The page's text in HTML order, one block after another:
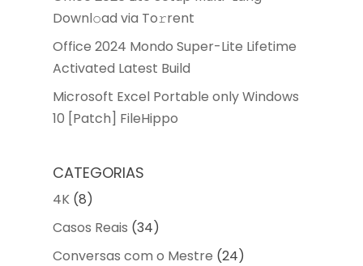
Downl𝚘ad via To𝚛rent
Office 2024 Mondo Super-Lite Lifetime
Activated Latest Build
Microsoft Excel Portable only Windows
10 [Patch] FileHippo
CATEGORIAS
4K(8)
Casos Reais (34)
Conversas com o Mestre (24)